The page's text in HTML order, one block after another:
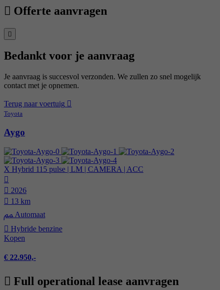
Offerte aanvragen
Bedankt voor je aanvraag
Je aanvraag is succesvol verzonden. We zullen zo snel mogelijk
contact met je opnemen.
Terug naar voertuig
Toyota
Aygo
X Hybrid 115 pulse | LM | CAMERA | ACC
2026
13 km
Automaat
Hybride benzine
Kopen
€ 22.950,-
Full operational lease aanvragen